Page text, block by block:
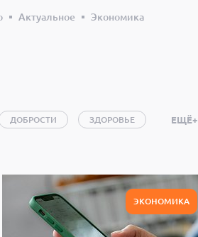
Актуальное Экономика
ДОБРОСТИ ЗДОРОВЬЕ
ХОЧУ СТАТЬ
ЕЩЁ+
ЭКОНОМИКА